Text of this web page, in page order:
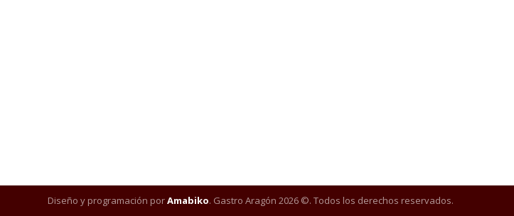
Diseño y programación porAmabiko. Gastro Aragón 2026 ©. Todos los derechos reservados.